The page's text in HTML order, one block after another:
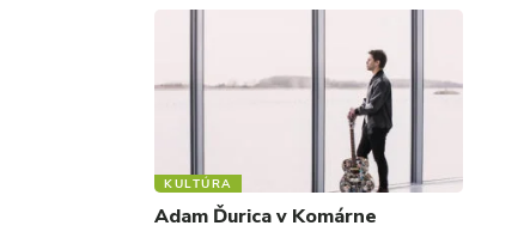
KULTÚRA
Adam Ďurica v Komárne